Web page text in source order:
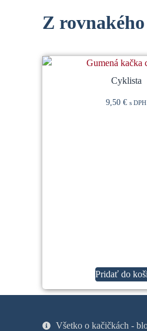
Z
Cyklista
9,50 € s DPH
Pridať do
Všetko o kačičkách -